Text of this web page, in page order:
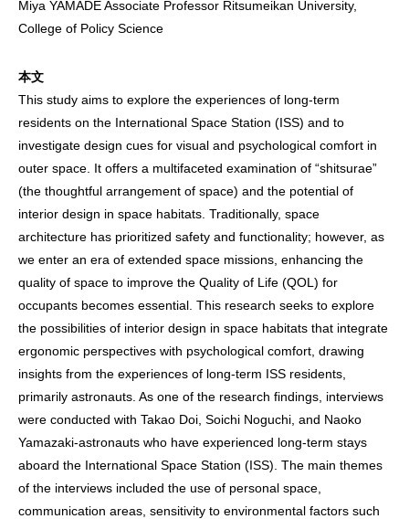
Miya YAMADE Associate Professor Ritsumeikan University,
College of Policy Science
本文
This study aims to explore the experiences of long-term
residents on the International Space Station (ISS) and to
investigate design cues for visual and psychological comfort in
outer space. It offers a multifaceted examination of “shitsurae”
(the thoughtful arrangement of space) and the potential of
interior design in space habitats. Traditionally, space
architecture has prioritized safety and functionality; however, as
we enter an era of extended space missions, enhancing the
quality of space to improve the Quality of Life (QOL) for
occupants becomes essential. This research seeks to explore
the possibilities of interior design in space habitats that integrate
ergonomic perspectives with psychological comfort, drawing
insights from the experiences of long-term ISS residents,
primarily astronauts. As one of the research findings, interviews
were conducted with Takao Doi, Soichi Noguchi, and Naoko
Yamazaki-astronauts who have experienced long-term stays
aboard the International Space Station (ISS). The main themes
of the interviews included the use of personal space,
communication areas, sensitivity to environmental factors such